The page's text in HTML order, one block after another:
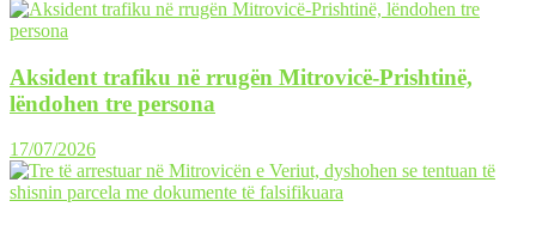
Aksident trafiku në rrugën Mitrovicë-Prishtinë,
lëndohen tre persona
17/07/2026